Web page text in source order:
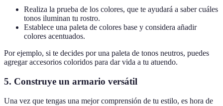
Realiza la prueba de los colores, que te ayudará a saber cuáles
tonos iluminan tu rostro.
Establece una paleta de colores base y considera añadir
colores acentuados.
Por ejemplo, si te decides por una paleta de tonos neutros, puedes
agregar accesorios coloridos para dar vida a tu atuendo.
5. Construye un armario versátil
Una vez que tengas una mejor comprensión de tu estilo, es hora de